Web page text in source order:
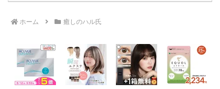
ホーム 癒しのハル氏